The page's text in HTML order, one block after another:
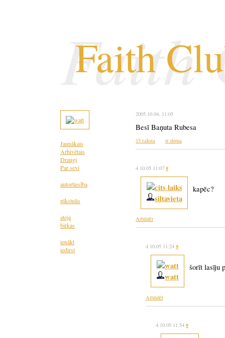
Faith
Faith
Jaunākais
Arhivētais
Draugi
Par sevi
autortiesība
pīkstulis
ateja
birkas
ienākt
iedirst
2005.10.04, 11:05
Besī Baņuta Rubesa
15 raksta ir doma
4.10.05 11:07 #
siltavieta
kapēc?
Atbildēt
4.10.05 11:24 #
watt
šorīt lasīju
Atbildēt
4.10.05 11:54 #